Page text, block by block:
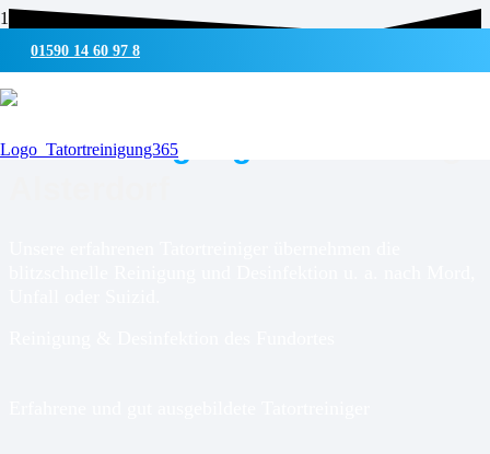
01590 14 60 97 8
UMWELTSCHONENDE REINIGUNG & DESINFEKTION
Tatortreinigung für